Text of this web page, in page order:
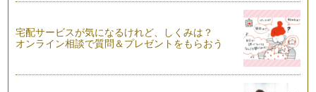
宅配サービスが気になるけれど、しくみは？
オンライン相談で質問＆プレゼントをもらおう